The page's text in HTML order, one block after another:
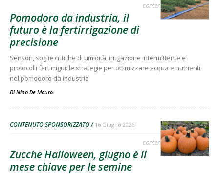
contenuto sponsorizzato
Pomodoro da industria, il
futuro è la fertirrigazione di
precisione
Sensori, soglie critiche di umidità, irrigazione intermittente e
protocolli fertirrigui: le strategie per ottimizzare acqua e nutrienti
nel pomodoro da industria
Di Nino De Mauro
CONTENUTO SPONSORIZZATO 16 Giugno 2026
contenuto sponsorizzato
Zucche Halloween, giugno è il
mese chiave per le semine